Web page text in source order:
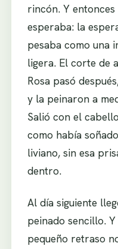
rincón. Y
esperaba: la
pesaba como una
ligera. El corte de
Rosa pasó
y la peinaron a
Salió con el
como había
liviano, sin esa
dentro.
Al día siguiente
peinado sencillo.
pequeño retraso